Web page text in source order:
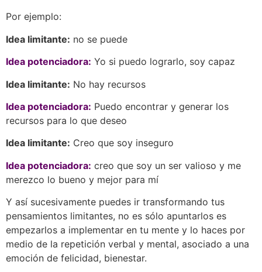
Por ejemplo:
Idea limitante: no se puede
Idea potenciadora: Yo si puedo lograrlo, soy capaz
Idea limitante: No hay recursos
Idea potenciadora: Puedo encontrar y generar los
recursos para lo que deseo
Idea limitante: Creo que soy inseguro
Idea potenciadora: creo que soy un ser valioso y me
merezco lo bueno y mejor para mí
Y así sucesivamente puedes ir transformando tus
pensamientos limitantes, no es sólo apuntarlos es
empezarlos a implementar en tu mente y lo haces por
medio de la repetición verbal y mental, asociado a una
emoción de felicidad, bienestar.